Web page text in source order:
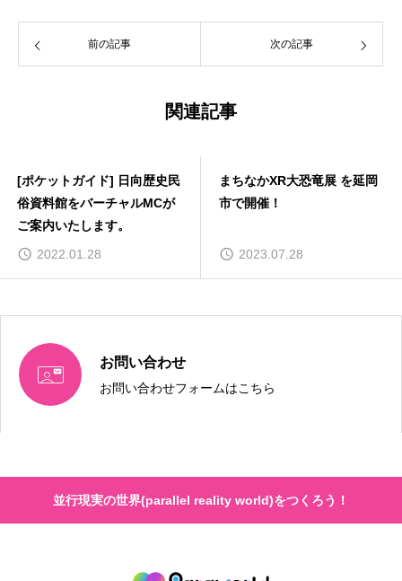
前の記事 次の記事
関連記事
[ポケットガイド] 日向歴史民
俗資料館をバーチャルMCが
ご案内いたします。
2022.01.28
まちなかXR大恐竜展 を延岡
市で開催！
2023.07.28
 お問い合わせ
お問い合わせフォームはこちら
並行現実の世界(parallel reality world)をつくろう！